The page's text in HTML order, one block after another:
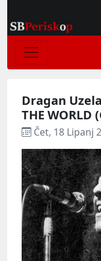
Dragan
THE WORLD
Čet, 18 Lipanj